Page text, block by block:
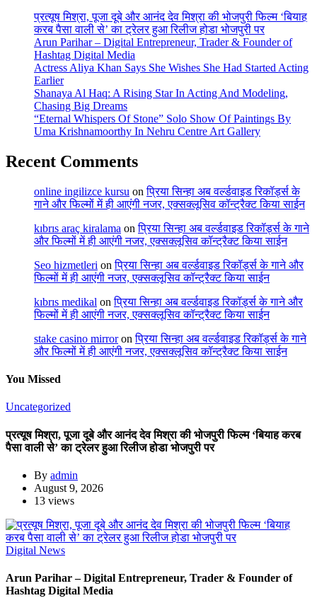
प्रत्यूष मिश्रा, पूजा दूबे और आनंद देव मिश्रा की भोजपुरी फिल्म ‘बियाह
करब पैसा वाली से’ का ट्रेलर हुआ रिलीज होडा भोजपुरी पर
Arun Parihar – Digital Entrepreneur, Trader & Founder of
Hashtag Digital Media
Actress Aliya Khan Says She Wishes She Had Started Acting
Earlier
Shanaya Al Haq: A Rising Star In Acting And Modeling,
Chasing Big Dreams
“Eternal Whispers Of Stone” Solo Show Of Paintings By
Uma Krishnamoorthy In Nehru Centre Art Gallery
Recent Comments
online ingilizce kursu onप्रिया सिन्हा अब वर्ल्डवाइड रिकॉर्ड्स के
गाने और फिल्मों में ही आएंगी नजर, एक्सक्लूसिव कॉन्ट्रैक्ट किया साईन
kıbrıs araç kiralama onप्रिया सिन्हा अब वर्ल्डवाइड रिकॉर्ड्स के गाने
और फिल्मों में ही आएंगी नजर, एक्सक्लूसिव कॉन्ट्रैक्ट किया साईन
Seo hizmetleri onप्रिया सिन्हा अब वर्ल्डवाइड रिकॉर्ड्स के गाने और
फिल्मों में ही आएंगी नजर, एक्सक्लूसिव कॉन्ट्रैक्ट किया साईन
kıbrıs medikal onप्रिया सिन्हा अब वर्ल्डवाइड रिकॉर्ड्स के गाने और
फिल्मों में ही आएंगी नजर, एक्सक्लूसिव कॉन्ट्रैक्ट किया साईन
stake casino mirroronप्रिया सिन्हा अब वर्ल्डवाइड रिकॉर्ड्स के गाने
और फिल्मों में ही आएंगी नजर, एक्सक्लूसिव कॉन्ट्रैक्ट किया साईन
You Missed
Uncategorized
प्रत्यूष मिश्रा, पूजा दूबे और आनंद देव मिश्रा की भोजपुरी फिल्म ‘बियाह करब
पैसा वाली से’ का ट्रेलर हुआ रिलीज होडा भोजपुरी पर
By admin
August 9, 2026
13 views
Digital News
Arun Parihar – Digital Entrepreneur, Trader & Founder of
Hashtag Digital Media